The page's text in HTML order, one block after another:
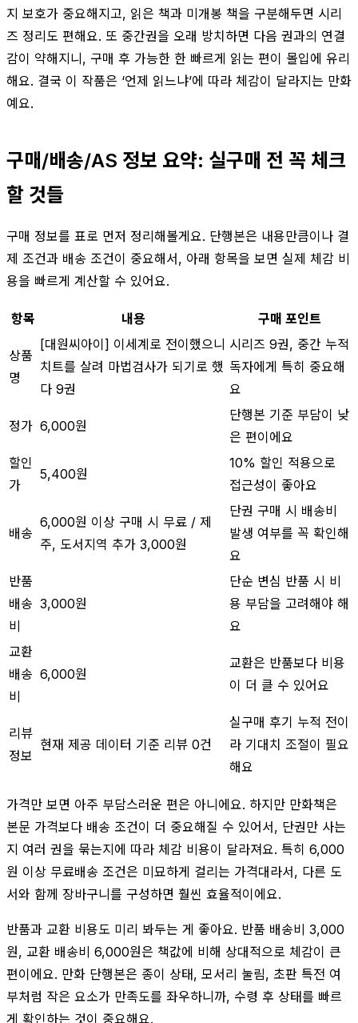
지 보호가 중요해지고, 읽은 책과 미개봉 책을 구분해두면 시리
즈 정리도 편해요. 또 중간권을 오래 방치하면 다음 권과의 연결
감이 약해지니, 구매 후 가능한 한 빠르게 읽는 편이 몰입에 유리
해요. 결국 이 작품은 ‘언제 읽느냐’에 따라 체감이 달라지는 만화
예요.
구매/배송/AS 정보 요약: 실구매 전 꼭 체크
할 것들
구매 정보를 표로 먼저 정리해볼게요. 단행본은 내용만큼이나 결
제 조건과 배송 조건이 중요해서, 아래 항목을 보면 실제 체감 비
용을 빠르게 계산할 수 있어요.
항목 내용 구매 포인트
상품
명
[대원씨아이] 이세계로 전이했으니
치트를 살려 마법검사가 되기로 했
다 9권
시리즈 9권, 중간 누적
독자에게 특히 중요해
요
정가 6,000원
단행본 기준 부담이 낮
은 편이에요
할인
가
5,400원
10% 할인 적용으로
접근성이 좋아요
배송
6,000원 이상 구매 시 무료 / 제
주, 도서지역 추가 3,000원
단권 구매 시 배송비
발생 여부를 꼭 확인해
요
반품
배송
비
3,000원
단순 변심 반품 시 비
용 부담을 고려해야 해
요
교환
배송
비
6,000원
교환은 반품보다 비용
이 더 클 수 있어요
리뷰
정보
현재 제공 데이터 기준 리뷰 0건
실구매 후기 누적 전이
라 기대치 조절이 필요
해요
가격만 보면 아주 부담스러운 편은 아니에요. 하지만 만화책은
본문 가격보다 배송 조건이 더 중요해질 수 있어서, 단권만 사는
지 여러 권을 묶는지에 따라 체감 비용이 달라져요. 특히 6,000
원 이상 무료배송 조건은 미묘하게 걸리는 가격대라서, 다른 도
서와 함께 장바구니를 구성하면 훨씬 효율적이에요.
반품과 교환 비용도 미리 봐두는 게 좋아요. 반품 배송비 3,000
원, 교환 배송비 6,000원은 책값에 비해 상대적으로 체감이 큰
편이에요. 만화 단행본은 종이 상태, 모서리 눌림, 초판 특전 여
부처럼 작은 요소가 만족도를 좌우하니까, 수령 후 상태를 빠르
게 확인하는 것이 중요해요.